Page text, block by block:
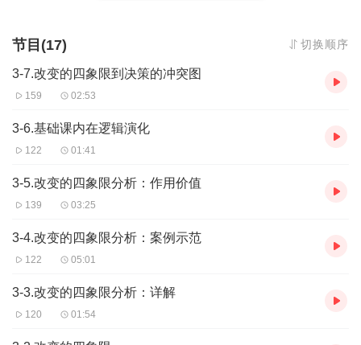
节目(17) 切换顺序
3-7.改变的四象限到决策的冲突图
159 02:53
3-6.基础课内在逻辑演化
122 01:41
3-5.改变的四象限分析：作用价值
139 03:25
3-4.改变的四象限分析：案例示范
122 05:01
3-3.改变的四象限分析：详解
120 01:54